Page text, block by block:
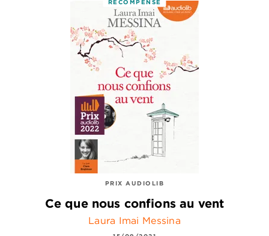
PRIX AUDIOLIB
Ce que nous confions au vent
Laura Imai Messina